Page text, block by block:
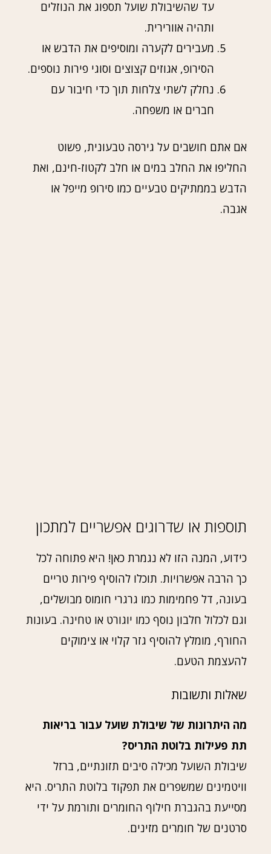
עד שהשיבולת שועל תספוג את הנוזלים
ותהיה אוורירית.
מעבירים לקערה ומוסיפים את הדבש או
הסירופ, אגוזים קצוצים וסוגי פירות נוספים.
נחלק לשתי צלחות תוך כדי חיבור עם
חברים או משפחה.
אם אתם חושבים על גירסה טבעונית, פשוט
החליפו את החלב במים או חלב לקטוז-חינם, ואת
הדבש בממתיקים טבעיים כמו סירופ מייפל או
אגבה.
תוספות או שדרוגים אפשריים למתכון
כידוע, המנה הזו לא נגמרת כאן! היא פתוחה לכל
כך הרבה אפשרויות. תוכלו להוסיף פירות טריים
בעונה, דל פחמימות כמו גרגרי חומוס מבושלים,
וגם לכלול חלבון נוסף כמו יוגורט או טחינה. בעונות
החורף, מומלץ להוסיף גזר קלוי או צימוקים
להעצמת הטעם.
שאלות ותשובות
מה היתרונות של שיבולת שועל עבור בריאות
תת פעילות בלוטת התריס?
שיבולת השועל מכילה סיבים תזונתיים, ברזל
וויטמינים שמשפרים את תפקוד בלוטת התריס. היא
מסייעת בהגברת חילוף החומרים ותורמת על ידי
סרטנים של חומרים מזינים.